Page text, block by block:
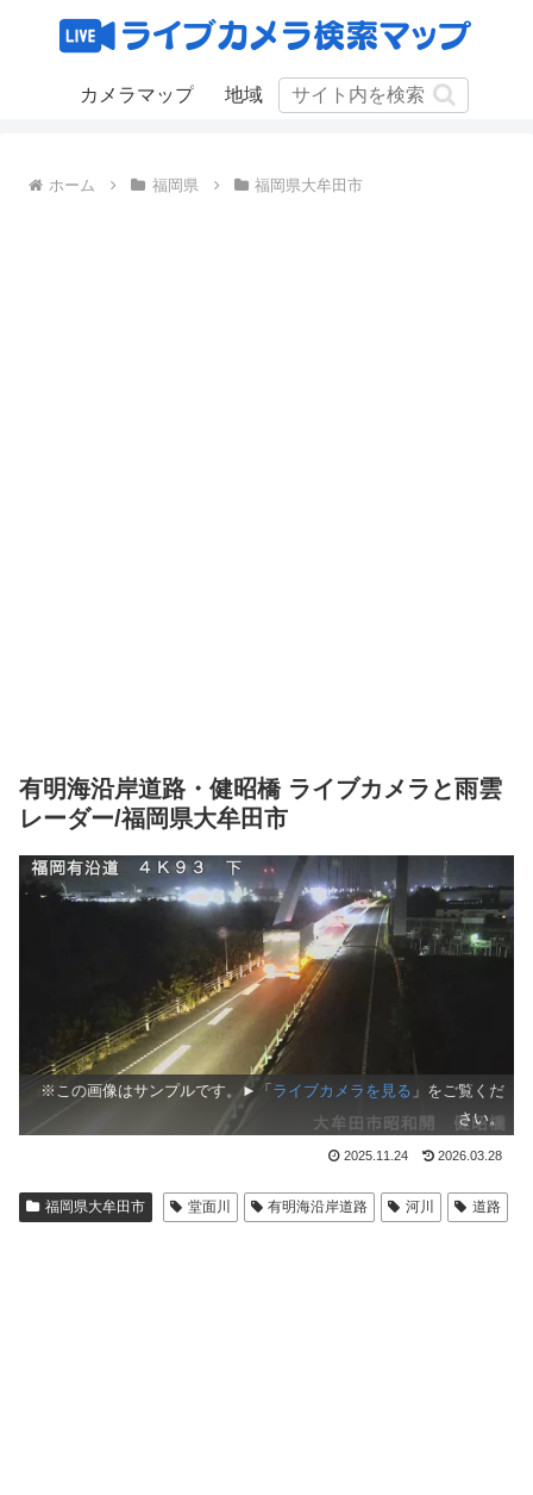
カメラマップ 地域
ホーム 福岡県 福岡県大牟田市
有明海沿岸道路・健昭橋 ライブカメラと雨雲
レーダー/福岡県大牟田市
※この画像はサンプルです。►「 ライブカメラを見る 」をご覧くだ
さい。
2025.11.24 2026.03.28
福岡県大牟田市 堂面川 有明海沿岸道路 河川 道路